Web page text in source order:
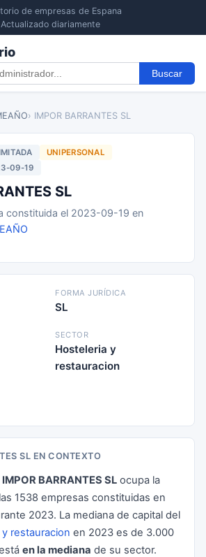
de empresas de Espana
Actualizado diariamente
Buscar
› IMPOR BARRANTES SL
UNIPERSONAL
09-19
SL
constituida el 2023-09-19 en
FORMA JURÍDICA
SL
SECTOR
Hosteleria y
restauracion
SL EN CONTEXTO
IMPOR BARRANTES SL ocupa la
1538 empresas constituidas en
2023. La mediana de capital del
restauracion en 2023 es de 3.000
en la mediana de su sector.